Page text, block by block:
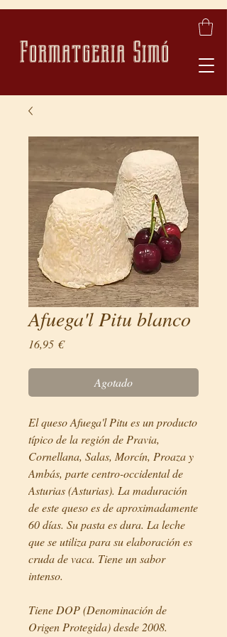
Formatgeria Simó
Afuega'l Pitu blanco
16,95 €Precio
Agotado
El queso Afuega'l Pitu es un producto
típico de la región de Pravia,
Cornellana, Salas, Morcín, Proaza y
Ambás, parte centro-occidental de
Asturias (Asturias). La maduración
de este queso es de aproximadamente
60 días. Su pasta es dura. La leche
que se utiliza para su elaboración es
cruda de vaca. Tiene un sabor
intenso.
Tiene DOP (Denominación de
Origen Protegida) desde 2008.